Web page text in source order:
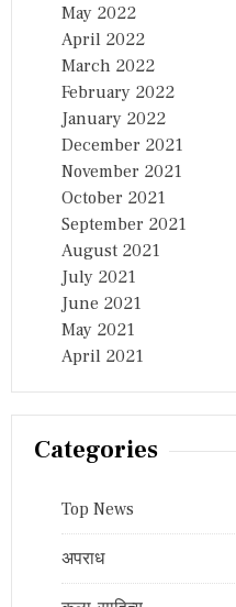
May 2022
April 2022
March 2022
February 2022
January 2022
December 2021
November 2021
October 2021
September 2021
August 2021
July 2021
June 2021
May 2021
April 2021
Categories
Top News
अपराध